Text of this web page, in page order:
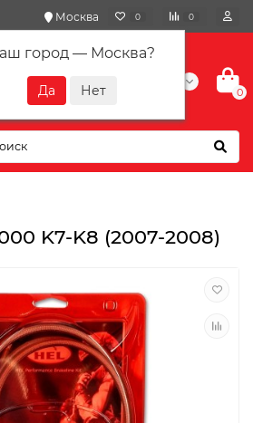
Москва
город — Москва?
0 0
+7(901) 417-10-01
0
K7-K8 (2007-2008)